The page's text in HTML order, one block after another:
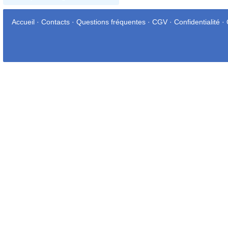
Accueil · Contacts · Questions fréquentes · CGV · Confidentialité ·